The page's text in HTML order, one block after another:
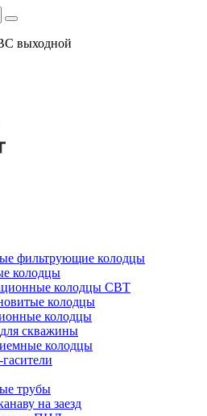
выходной
фильтрующие колодцы
колодцы
колодцы СВТ
колодцы
колодцы
скважины
колодцы
трубы
на заезд